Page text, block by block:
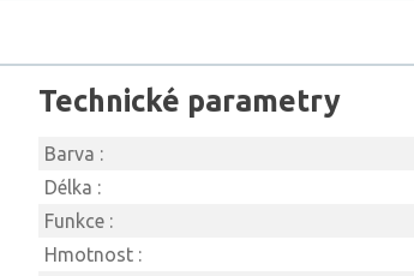
Technické parametry
Barva :
Délka :
Funkce :
Hmotnost :